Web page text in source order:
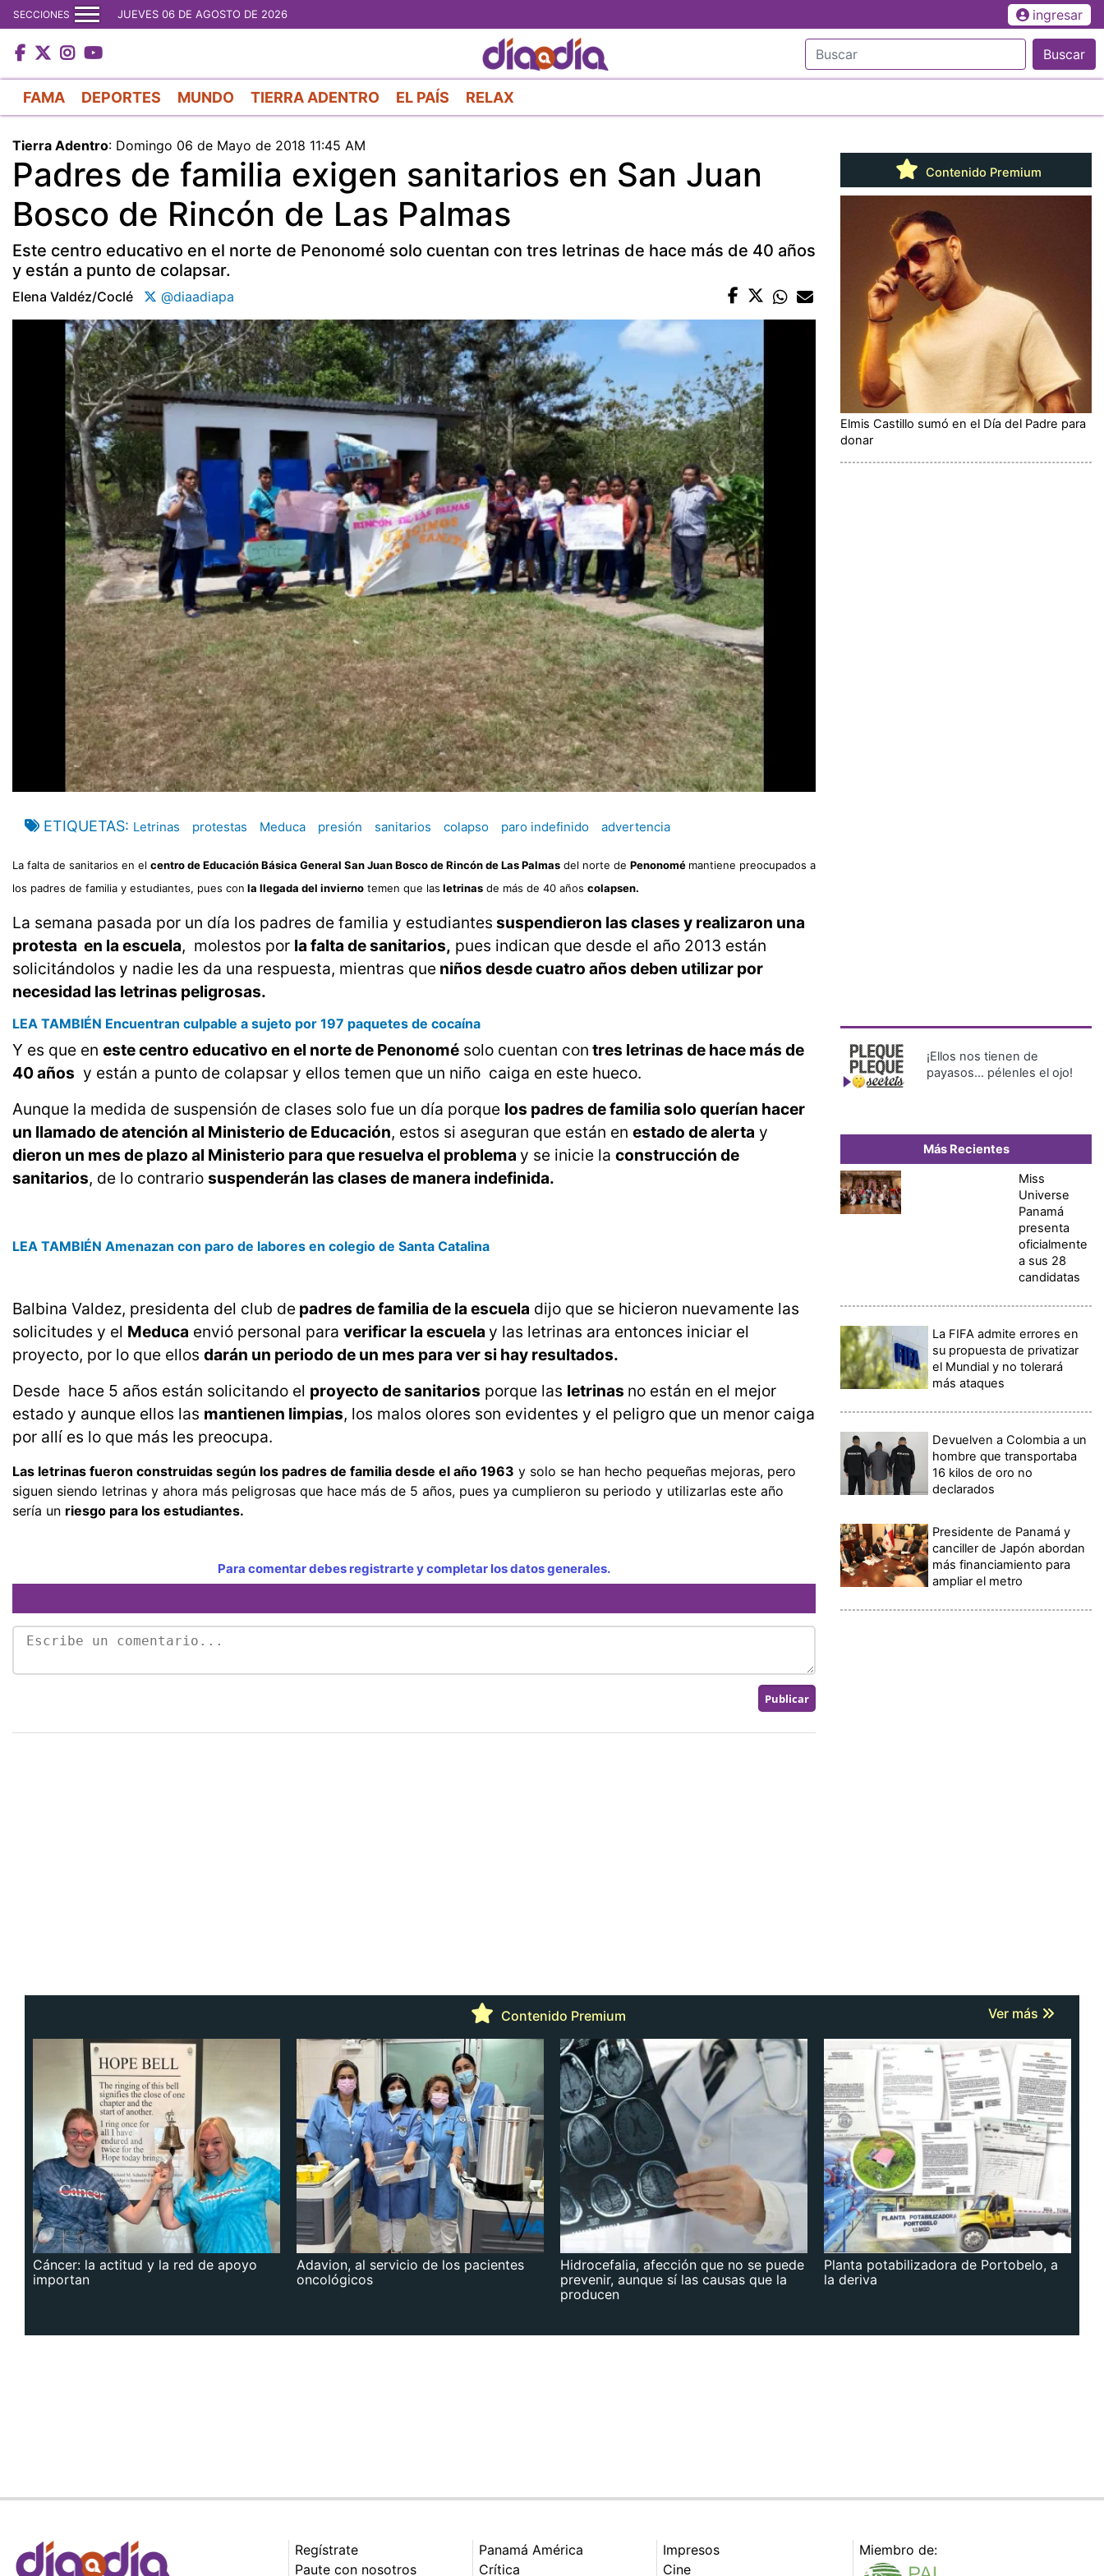
al
contenido
principal
SECCIONES JUEVES 06 DE AGOSTO DE 2026 ingresar
Buscar
FAMA DEPORTES MUNDO TIERRA ADENTRO EL PAÍS RELAX
Tierra Adentro: Domingo 06 de Mayo de 2018 11:45 AM
Padres de familia exigen sanitarios en San Juan
Bosco de Rincón de Las Palmas
Este centro educativo en el norte de Penonomé solo cuentan con tres letrinas de hace más de 40 años
y están a punto de colapsar.
Elena Valdéz/coclé @diaadiapa
ETIQUETAS Letrinas protestas Meduca presión sanitarios colapso paro indefinido advertencia
La falta de sanitarios en el centro de Educación Básica General San Juan Bosco de Rincón de Las Palmas del norte de Penonomé mantiene preocupados a
los padres de familia y estudiantes, pues con la llegada del invierno temen que las letrinas de más de 40 años colapsen.
La semana pasada por un día los padres de familia y estudiantes suspendieron las clases y realizaron una
protesta en la escuela, molestos por la falta de sanitarios, pues indican que desde el año 2013 están
solicitándolos y nadie les da una respuesta, mientras que niños desde cuatro años deben utilizar por
necesidad las letrinas peligrosas.
LEA TAMBIÉN Encuentran culpable a sujeto por 197 paquetes de cocaína
Y es que en este centro educativo en el norte de Penonomé solo cuentan con tres letrinas de hace más de
40 años y están a punto de colapsar y ellos temen que un niño caiga en este hueco.
Aunque la medida de suspensión de clases solo fue un día porque los padres de familia solo querían hacer
un llamado de atención al Ministerio de Educación, estos si aseguran que están en estado de alerta y
dieron un mes de plazo al Ministerio para que resuelva el problema y se inicie la construcción de
sanitarios, de lo contrario suspenderán las clases de manera indefinida.
LEA TAMBIÉN Amenazan con paro de labores en colegio de Santa Catalina
Balbina Valdez, presidenta del club de padres de familia de la escuela dijo que se hicieron nuevamente las
solicitudes y el Meduca envió personal para verificar la escuela y las letrinas ara entonces iniciar el
proyecto, por lo que ellos darán un periodo de un mes para ver si hay resultados.
Desde hace 5 años están solicitando el proyecto de sanitarios porque las letrinas no están en el mejor
estado y aunque ellos las mantienen limpias, los malos olores son evidentes y el peligro que un menor caiga
por allí es lo que más les preocupa.
Las letrinas fueron construidas según los padres de familia desde el año 1963 y solo se han hecho pequeñas mejoras, pero
siguen siendo letrinas y ahora más peligrosas que hace más de 5 años, pues ya cumplieron su periodo y utilizarlas este año
sería un riesgo para los estudiantes.
Para comentar debes registrarte y completar los datos generales.
Contenido Premium
Elmis Castillo sumó en el Día del Padre para
donar
¡Ellos nos tienen de
payasos… pélenles el ojo!
Más Recientes
Miss
Universe
Panamá
presenta
oficialmente
a sus 28
candidatas
La FIFA admite errores en
su propuesta de privatizar
el Mundial y no tolerará
más ataques
Devuelven a Colombia a un
hombre que transportaba
16 kilos de oro no
declarados
Presidente de Panamá y
canciller de Japón abordan
más financiamiento para
ampliar el metro
Contenido Premium Ver más
Cáncer: la actitud y la red de apoyo
importan
Adavion, al servicio de los pacientes
oncológicos
Hidrocefalia, afección que no se puede
prevenir, aunque sí las causas que la
producen
Planta potabilizadora de Portobelo, a
la deriva
Regístrate
Paute con nosotros
Panamá América
Crítica
Impresos
Cine
Miembro de: